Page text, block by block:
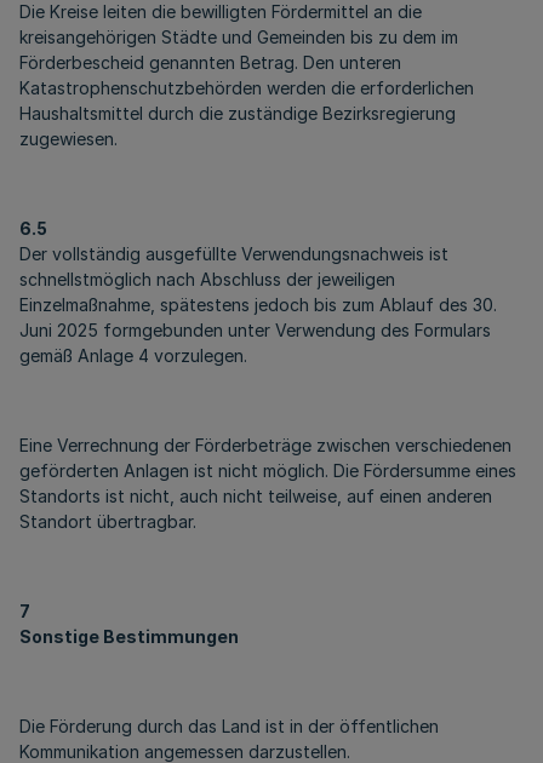
Die Kreise leiten die bewilligten Fördermittel an die
kreisangehörigen Städte und Gemeinden bis zu dem im
Förderbescheid genannten Betrag. Den unteren
Katastrophenschutzbehörden werden die erforderlichen
Haushaltsmittel durch die zuständige Bezirksregierung
zugewiesen.
6.5
Der vollständig ausgefüllte Verwendungsnachweis ist
schnellstmöglich nach Abschluss der jeweiligen
Einzelmaßnahme, spätestens jedoch bis zum Ablauf des 30.
Juni 2025 formgebunden unter Verwendung des Formulars
gemäß Anlage 4 vorzulegen.
Eine Verrechnung der Förderbeträge zwischen verschiedenen
geförderten Anlagen ist nicht möglich. Die Fördersumme eines
Standorts ist nicht, auch nicht teilweise, auf einen anderen
Standort übertragbar.
7
Sonstige Bestimmungen
Die Förderung durch das Land ist in der öffentlichen
Kommunikation angemessen darzustellen.